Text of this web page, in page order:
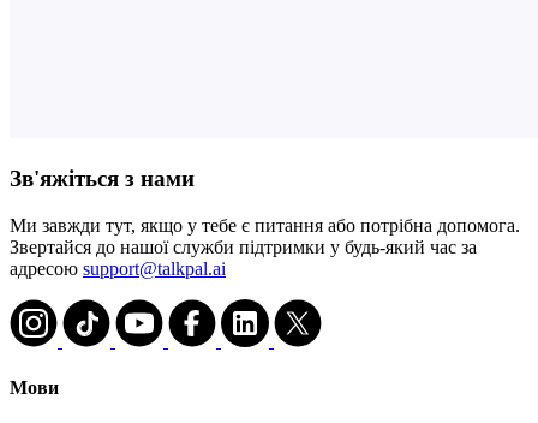
Зв'яжіться з нами
Ми завжди тут, якщо у тебе є питання або потрібна допомога.
Звертайся до нашої служби підтримки у будь-який час за
адресою support@talkpal.ai
Мови